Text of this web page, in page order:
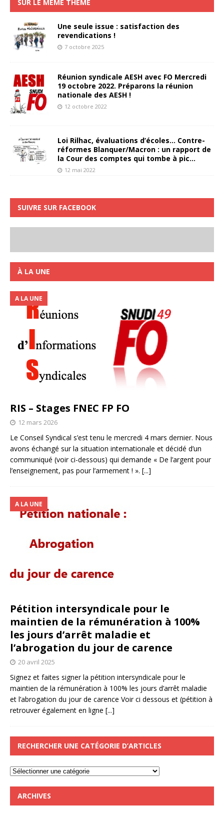
SUR LE MÊME THÈME
Une seule issue : satisfaction des
revendications !
7 octobre 2025
Réunion syndicale AESH avec FO Mercredi
19 octobre 2022. Préparons la réunion
nationale des AESH !
12 octobre 2022
Loi Rilhac, évaluations d’écoles… Contre-
réformes Blanquer/Macron : un rapport de
la Cour des comptes qui tombe à pic…
12 mai 2022
SUIVRE SUR FACEBOOK
À LA UNE
RIS – Stages FNEC FP FO
A LA UNE
12 mars 2026
Le Conseil Syndical s’est tenu le mercredi 4 mars dernier. Nous
avons échangé sur la situation internationale et décidé d’un
communiqué (voir ci-dessous) qui demande « De l’argent pour
l’enseignement, pas pour l’armement ! ». [...]
Pétition intersyndicale pour le
maintien de la rémunération à 100%
les jours d’arrêt maladie et
l’abrogation du jour de carence
A LA UNE
20 avril 2025
Signez et faites signer la pétition intersyndicale pour le
maintien de la rémunération à 100% les jours d’arrêt maladie
et l’abrogation du jour de carence Voir ci dessous et (pétition à
retrouver également en ligne [...]
RECHERCHER UNE CATÉGORIE D’ARTICLES
ARCHIVES